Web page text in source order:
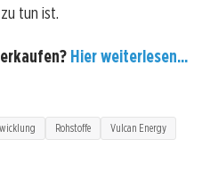
tun ist.
Hier weiterlesen...
Rohstoffe Vulcan Energy